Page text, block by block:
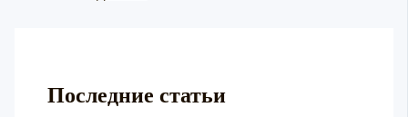
Последние статьи